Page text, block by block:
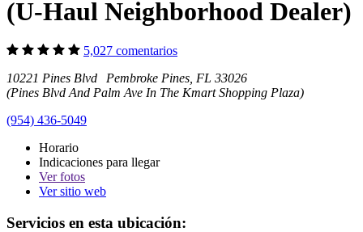
(U-Haul Neighborhood Dealer)
5,027 comentarios
10221 Pines Blvd Pembroke Pines, FL 33026
(Pines Blvd And Palm Ave In The Kmart Shopping Plaza)
(954) 436-5049
Horario
Indicaciones para llegar
Verfotos
Ver sitio web
Servicios en esta ubicación: